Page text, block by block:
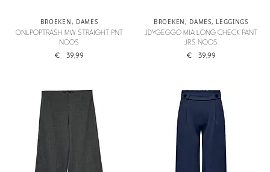
BROEKEN, DAMES
ONLPOPTRASH MW STRAIGHT PNT
NOOS
€ 39,99
BROEKEN, DAMES, LEGGINGS
JDYGEGGO MIA LONG CHECK PANT
JRS NOOS
€ 39,99